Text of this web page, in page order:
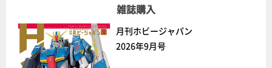
雑誌購入
月刊ホビージャパン
2026年9月号